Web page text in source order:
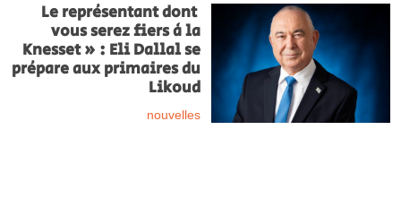
Le représentant dont
vous serez fiers à la
Knesset » : Eli Dallal se
prépare aux primaires du
Likoud
nouvelles